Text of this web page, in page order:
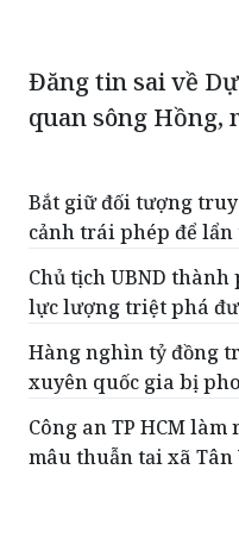
Đăng tin sai về
quan sông Hồng,
Bắt giữ đối tượng
cảnh trái phép để
Chủ tịch UBND
lực lượng triệt phá
Hàng nghìn tỷ đồng
xuyên quốc gia bị
Công an TP HCM
mâu thuẫn tại xã Tân